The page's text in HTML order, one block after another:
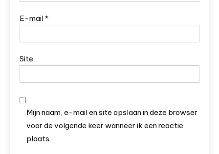
E-mail*
Site
Mijn naam, e-mail en site opslaan in deze browser
voor de volgende keer wanneer ik een reactie
plaats.